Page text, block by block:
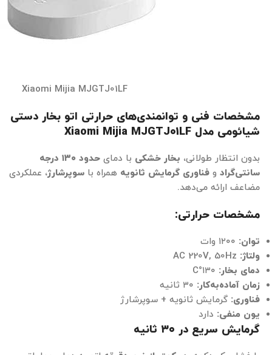
Xiaomi Mijia MJGTJ01LF
مشخصات فنی و توانمندی‌های حرارتی اتو بخار دستی
شیائومی مدل Xiaomi Mijia MJGTJ01LF
بدون انتظار طولانی، بخار خشکی با دمای حدود ۱۳۰ درجه
سانتی‌گراد و فناوری گرمایش ثانویه همراه با سوپرشارژ، عملکردی
مضاعف ارائه می‌دهد.
مشخصات حرارتی:
توان:
ولتاژ:
دمای بخار:
زمان آماده‌به‌کار:
فناوری: گرمایش ثانویه + سوپرشارژ
یون منفی: دارد
گرمایش سریع در ۳۰ ثانیه